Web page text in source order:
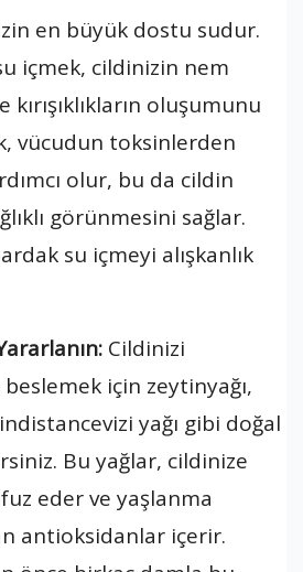
en büyük dostu sudur.
içmek, cildinizin nem
oluşumunu
vücudun toksinlerden
olur, bu da cildin
görünmesini sağlar.
su içmeyi alışkanlık
Cildinizi
için zeytinyağı,
yağı gibi doğal
Bu yağlar, cildinize
eder ve yaşlanma
antioksidanlar içerir.